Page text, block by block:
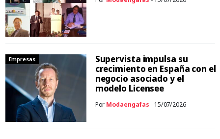
Empresas
Supervista impulsa su
crecimiento en España con el
negocio asociado y el
modelo Licensee
Por Modaengafas - 15/07/2026